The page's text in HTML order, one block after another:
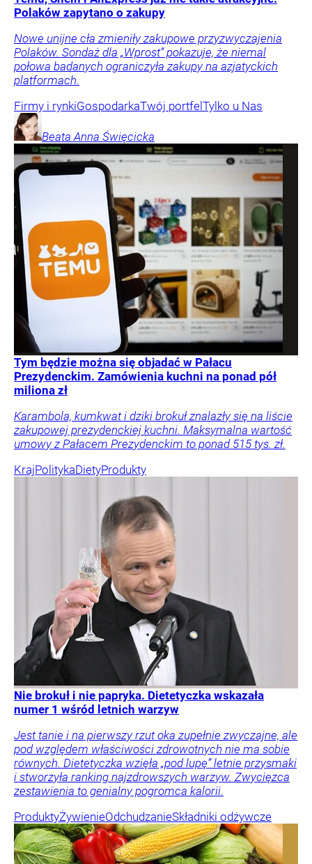
Polaków zapytano o zakupy
Nowe unijne cła zmieniły zakupowe przyzwyczajenia
Polaków. Sondaż dla „Wprost” pokazuje, że niemal
połowa badanych ograniczyła zakupy na azjatyckich
platformach.
Firmy i rynkiGospodarkaTwój portfel Tylko u Nas
Beata Anna Święcicka
Tym będzie można się objadać w Pałacu
Prezydenckim. Zamówienia kuchni na ponad pół
miliona zł
Karambola, kumkwat i dziki brokuł znalazły się na liście
zakupowej prezydenckiej kuchni. Maksymalna wartość
umowy z Pałacem Prezydenckim to ponad 515 tys. zł.
KrajPolitykaDietyProdukty
Nie brokuł i nie papryka. Dietetyczka wskazała
numer 1 wśród letnich warzyw
Jest tanie i na pierwszy rzut oka zupełnie zwyczajne, ale
pod względem właściwości zdrowotnych nie ma sobie
równych. Dietetyczka wzięła „pod lupę” letnie przysmaki
i stworzyła ranking najzdrowszych warzyw. Zwycięzca
zestawienia to genialny pogromca kalorii.
ProduktyŻywienieOdchudzanieSkładniki odżywcze